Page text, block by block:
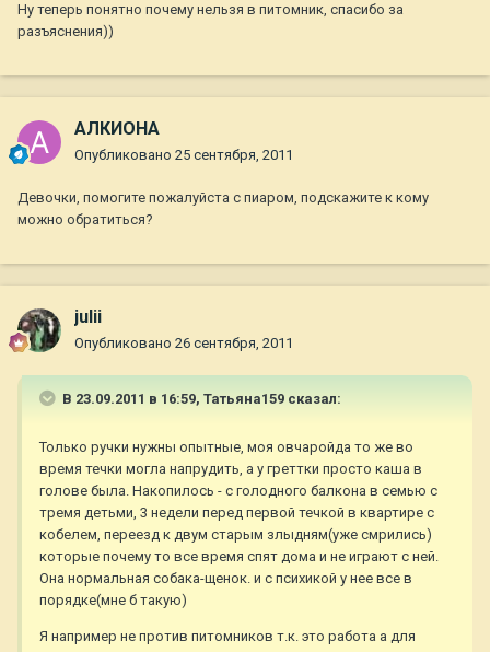
Ну теперь понятно почему нельзя в питомник, спасибо за
разъяснения))
АЛКИОНА
Опубликовано 25 сентября, 2011
Девочки, помогите пожалуйста с пиаром, подскажите к кому
можно обратиться?
julii
Опубликовано 26 сентября, 2011
В 23.09.2011 в 16:59, Татьяна159 сказал:
Только ручки нужны опытные, моя овчаройда то же во
время течки могла напрудить, а у греттки просто каша в
голове была. Накопилось - с голодного балкона в семью с
тремя детьми, 3 недели перед первой течкой в квартире с
кобелем, переезд к двум старым злыдням(уже смрились)
которые почему то все время спят дома и не играют с ней.
Она нормальная собака-щенок. и с психикой у нее все в
порядке(мне б такую)
Я например не против питомников т.к. это работа а для